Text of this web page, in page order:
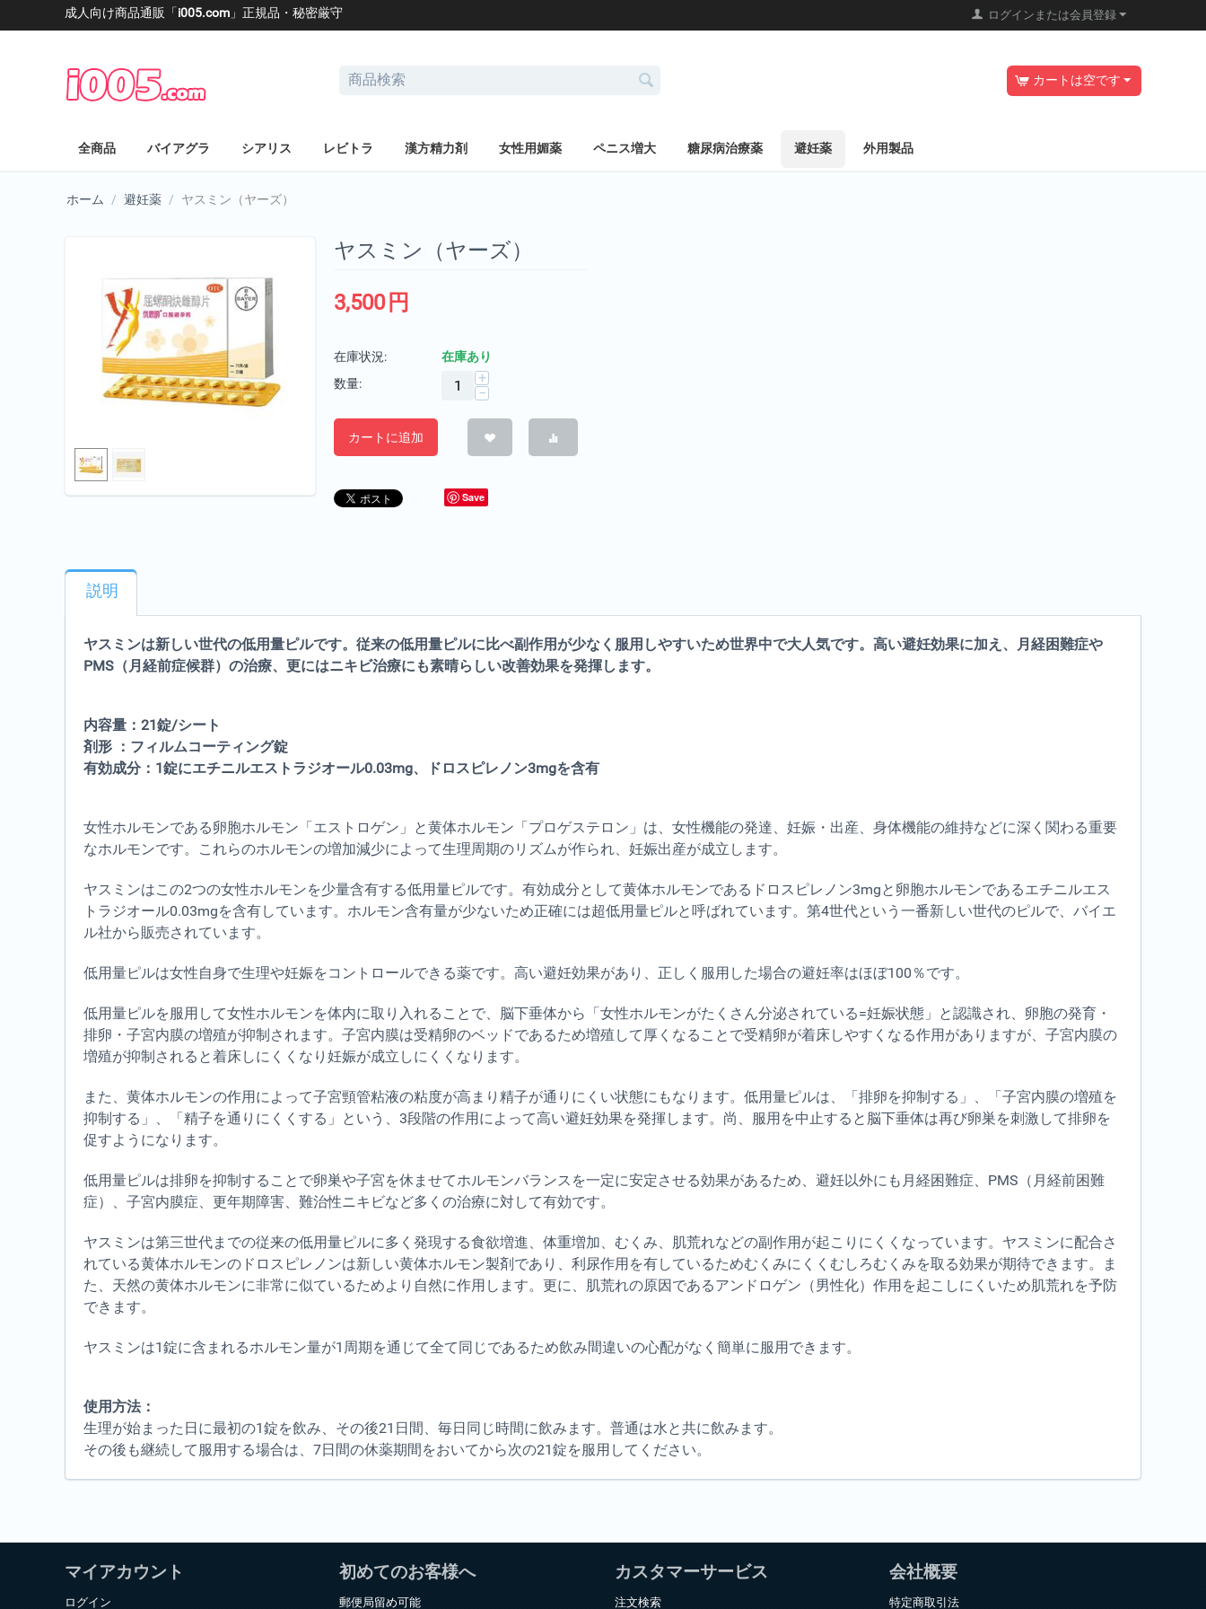
成人向け商品通販「i005.com 」正規品・秘密厳守 ログインまたは会員登録
カートは空です
全商品 バイアグラ シアリス レビトラ 漢方精力剤 女性用媚薬 ペニス増大 糖尿病治療薬 避妊薬 外用製品
ホーム / 避妊薬 / ヤスミン（ヤーズ）
ヤスミン（ヤーズ）
3,500 円
在庫状況:
在庫あり
数量:
+
−
カートに追加
Save
説明
ヤスミンは新しい世代の低用量ピルです。従来の低用量ピルに比べ副作用が少なく服用しやすいため世界中で大人気です。高い避妊効果に加え、月経困難症や
PMS（月経前症候群）の治療、更にはニキビ治療にも素晴らしい改善効果を発揮します。
内容量：21錠/シート
剤形 ：フィルムコーティング錠
有効成分：1錠にエチニルエストラジオール0.03mg、ドロスピレノン3mgを含有
女性ホルモンである卵胞ホルモン「エストロゲン」と黄体ホルモン「プロゲステロン」は、女性機能の発達、妊娠・出産、身体機能の維持などに深く関わる重要
なホルモンです。これらのホルモンの増加減少によって生理周期のリズムが作られ、妊娠出産が成立します。
ヤスミンはこの2つの女性ホルモンを少量含有する低用量ピルです。有効成分として黄体ホルモンであるドロスピレノン3mgと卵胞ホルモンであるエチニルエス
トラジオール0.03mgを含有しています。ホルモン含有量が少ないため正確には超低用量ピルと呼ばれています。第4世代という一番新しい世代のピルで、バイエ
ル社から販売されています。
低用量ピルは女性自身で生理や妊娠をコントロールできる薬です。高い避妊効果があり、正しく服用した場合の避妊率はほぼ100％です。
低用量ピルを服用して女性ホルモンを体内に取り入れることで、脳下垂体から「女性ホルモンがたくさん分泌されている=妊娠状態」と認識され、卵胞の発育・
排卵・子宮内膜の増殖が抑制されます。子宮内膜は受精卵のベッドであるため増殖して厚くなることで受精卵が着床しやすくなる作用がありますが、子宮内膜の
増殖が抑制されると着床しにくくなり妊娠が成立しにくくなります。
また、黄体ホルモンの作用によって子宮頸管粘液の粘度が高まり精子が通りにくい状態にもなります。低用量ピルは、「排卵を抑制する」、「子宮内膜の増殖を
抑制する」、「精子を通りにくくする」という、3段階の作用によって高い避妊効果を発揮します。尚、服用を中止すると脳下垂体は再び卵巣を刺激して排卵を
促すようになります。
低用量ピルは排卵を抑制することで卵巣や子宮を休ませてホルモンバランスを一定に安定させる効果があるため、避妊以外にも月経困難症、PMS（月経前困難
症）、子宮内膜症、更年期障害、難治性ニキビなど多くの治療に対して有効です。
ヤスミンは第三世代までの従来の低用量ピルに多く発現する食欲増進、体重増加、むくみ、肌荒れなどの副作用が起こりにくくなっています。ヤスミンに配合さ
れている黄体ホルモンのドロスピレノンは新しい黄体ホルモン製剤であり、利尿作用を有しているためむくみにくくむしろむくみを取る効果が期待できます。ま
た、天然の黄体ホルモンに非常に似ているためより自然に作用します。更に、肌荒れの原因であるアンドロゲン（男性化）作用を起こしにくいため肌荒れを予防
できます。
ヤスミンは1錠に含まれるホルモン量が1周期を通じて全て同じであるため飲み間違いの心配がなく簡単に服用できます。
使用方法：
生理が始まった日に最初の1錠を飲み、その後21日間、毎日同じ時間に飲みます。普通は水と共に飲みます。
その後も継続して服用する場合は、7日間の休薬期間をおいてから次の21錠を服用してください。
マイアカウント
ログイン
初めてのお客様へ
郵便局留め可能
カスタマーサービス
注文検索
会社概要
特定商取引法